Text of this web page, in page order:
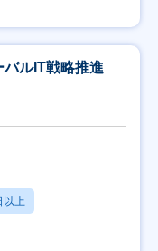
ルIT戦略推進
以上